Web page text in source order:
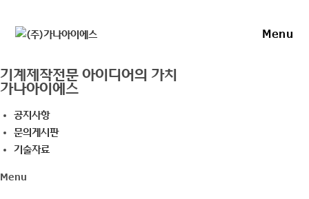
content
Menu
기계제작전문 아이디어의 가치
가나아이에스
공지사항
문의게시판
기술자료
Menu